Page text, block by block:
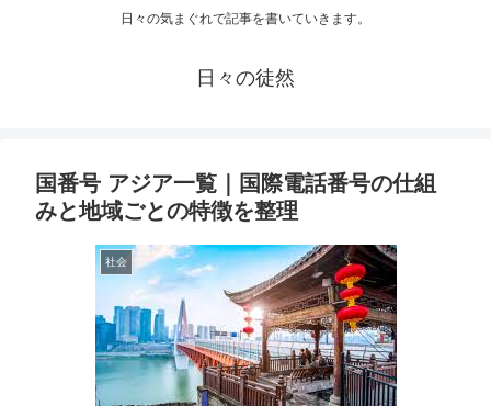
日々の気まぐれで記事を書いていきます。
日々の徒然
国番号 アジア一覧｜国際電話番号の仕組
みと地域ごとの特徴を整理
社会